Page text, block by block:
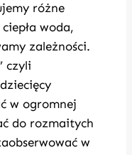
różne
woda,
zależności.
czyli
w ogromnej
do rozmaitych
w